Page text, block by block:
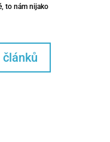
to nám nijako